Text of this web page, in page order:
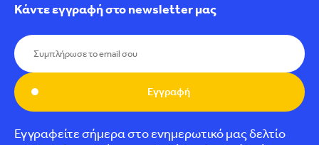
Κάντε εγγραφή στο newsletter μας
Εγγραφή
Εγγραφείτε σήμερα στο ενημερωτικό μας δελτίο